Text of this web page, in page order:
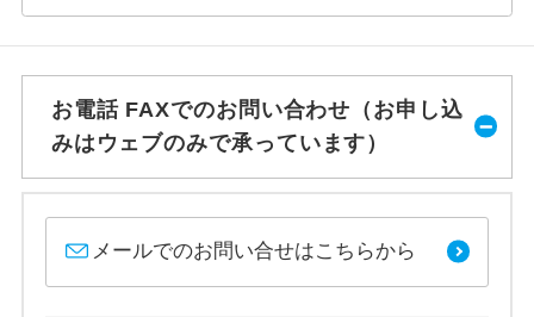
お電話 FAXでのお問い合わせ（お申し込
みはウェブのみで承っています）
メールでのお問い合せはこちらから